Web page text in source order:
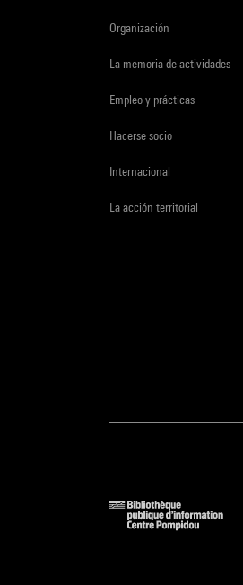
Organización
La memoria de actividades
Empleo y prácticas
Hacerse socio
Internacional
La acción territorial